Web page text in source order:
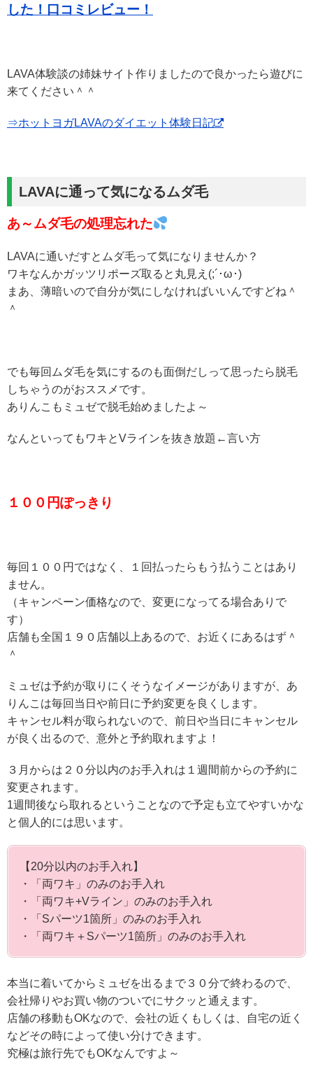
した！口コミレビュー！
LAVA体験談の姉妹サイト作りましたので良かったら遊びに
来てください＾＾
⇒ホットヨガLAVAのダイエット体験日記
LAVAに通って気になるムダ毛
あ～ムダ毛の処理忘れた
LAVAに通いだすとムダ毛って気になりませんか？
ワキなんかガッツリポーズ取ると丸見え(;´･ω･)
まあ、薄暗いので自分が気にしなければいいんですどね＾
＾
でも毎回ムダ毛を気にするのも面倒だしって思ったら脱毛
しちゃうのがおススメです。
ありんこもミュゼで脱毛始めましたよ～
なんといってもワキとVラインを抜き放題←言い方
１００円ぽっきり
毎回１００円ではなく、１回払ったらもう払うことはあり
ません。
（キャンペーン価格なので、変更になってる場合ありで
す）
店舗も全国１９０店舗以上あるので、お近くにあるはず＾
＾
ミュゼは予約が取りにくそうなイメージがありますが、あ
りんこは毎回当日や前日に予約変更を良くします。
キャンセル料が取られないので、前日や当日にキャンセル
が良く出るので、意外と予約取れますよ！
３月からは２０分以内のお手入れは１週間前からの予約に
変更されます。
1週間後なら取れるということなので予定も立てやすいかな
と個人的には思います。
【20分以内のお手入れ】
・「両ワキ」のみのお手入れ
・「両ワキ+Vライン」のみのお手入れ
・「Sパーツ1箇所」のみのお手入れ
・「両ワキ＋Sパーツ1箇所」のみのお手入れ
本当に着いてからミュゼを出るまで３０分で終わるので、
会社帰りやお買い物のついでにサクッと通えます。
店舗の移動もOKなので、会社の近くもしくは、自宅の近く
などその時によって使い分けできます。
究極は旅行先でもOKなんですよ～